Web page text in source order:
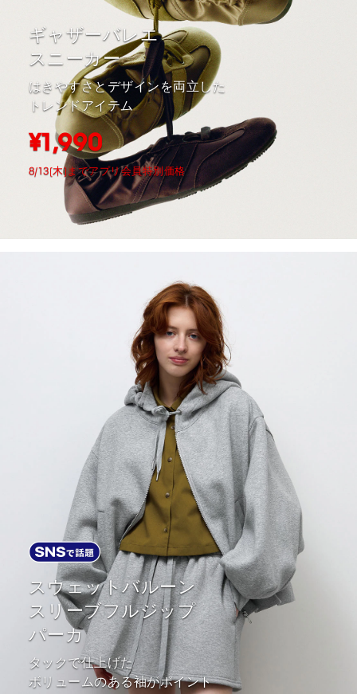
ギャザーバレエ
スニーカー
はきやすさとデザインを両立した
トレンドアイテム
¥1,990
8/13(木)までアプリ会員特別価格
スウェットバルーン
スリーブフルジップ
パーカ
タックで仕上げた
ボリュームのある袖がポイント